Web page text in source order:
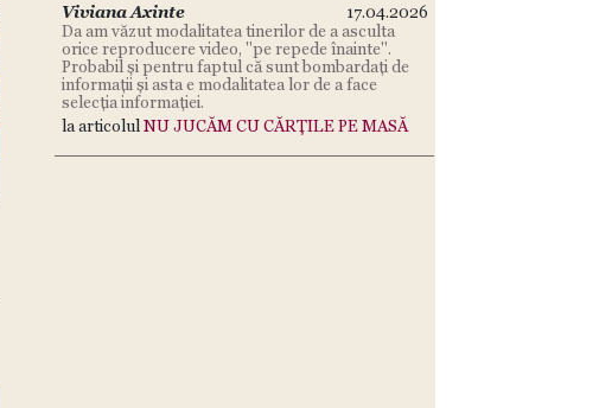
Viviana Axinte
17.04.2026
Da am văzut modalitatea tinerilor de a asculta
orice reproducere video, "pe repede înainte".
Probabil și pentru faptul că sunt bombardați de
informații și asta e modalitatea lor de a face
selecția informației.
la articolulNU JUCĂM CU CĂRȚILE PE MASĂ